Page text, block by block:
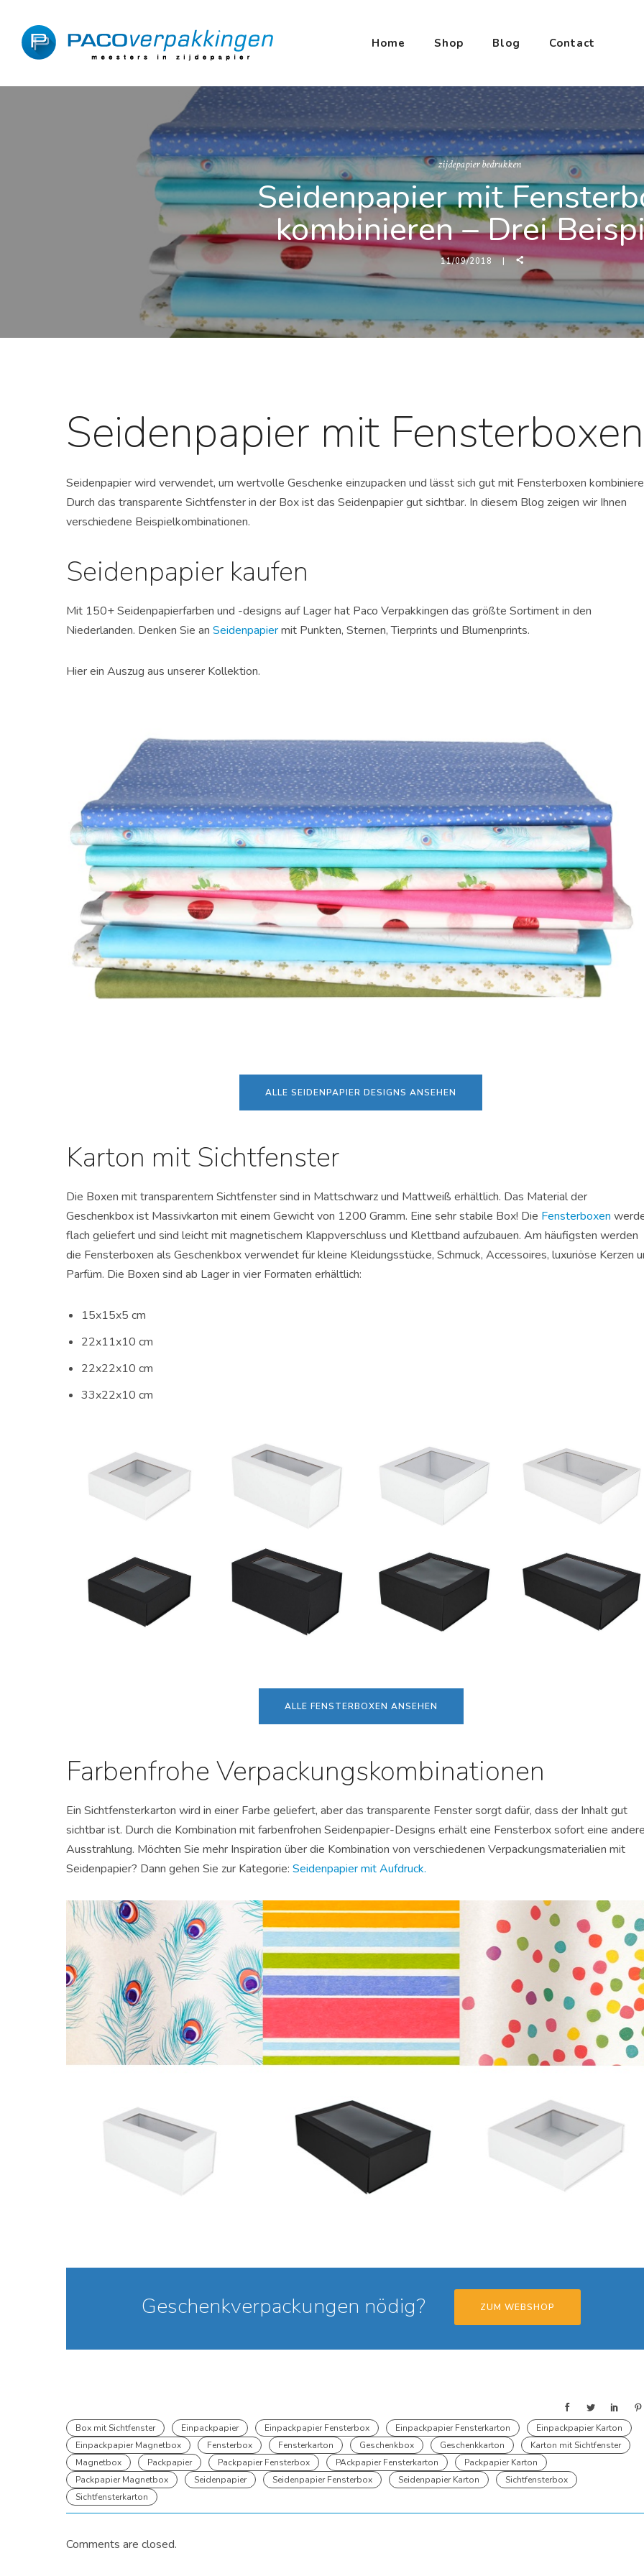
Home Shop Blog Contact
zijdepapier bedrukken
Seidenpapier mit
kombinieren – Drei
11/09/2018
Seidenpapier mit Fensterboxen
Seidenpapier wird verwendet, um wertvolle Geschenke einzupacken und lässt sich gut mit Fensterboxen
Durch das transparente Sichtfenster in der Box ist das Seidenpapier gut sichtbar. In diesem Blog zeigen wir Ihnen
verschiedene Beispielkombinationen.
Seidenpapier kaufen
Mit 150+ Seidenpapierfarben und -designs auf Lager hat Paco Verpakkingen das größte Sortiment in den
Niederlanden. Denken Sie an Seidenpapiermit Punkten, Sternen, Tierprints und Blumenprints.
Hier ein Auszug aus unserer Kollektion.
ALLE SEIDENPAPIER DESIGNS ANSEHEN
Karton mit Sichtfenster
Die Boxen mit transparentem Sichtfenster sind in Mattschwarz und Mattweiß erhältlich. Das Material der
Geschenkbox ist Massivkarton mit einem Gewicht von 1200 Gramm. Eine sehr stabile Box! Die Fensterboxen
flach geliefert und sind leicht mit magnetischem Klappverschluss und Klettband aufzubauen. Am häufigsten werden
die Fensterboxen als Geschenkbox verwendet für kleine Kleidungsstücke, Schmuck, Accessoires, luxuriöse Kerzen
Parfüm. Die Boxen sind ab Lager in vier Formaten erhältlich:
15x15x5 cm
22x11x10 cm
22x22x10 cm
33x22x10 cm
ALLE FENSTERBOXEN ANSEHEN
Farbenfrohe Verpackungskombinationen
Ein Sichtfensterkarton wird in einer Farbe geliefert, aber das transparente Fenster sorgt dafür, dass der Inhalt gut
sichtbar ist. Durch die Kombination mit farbenfrohen Seidenpapier-Designs erhält eine Fensterbox sofort eine
Ausstrahlung. Möchten Sie mehr Inspiration über die Kombination von verschiedenen Verpackungsmaterialien mit
Seidenpapier? Dann gehen Sie zur Kategorie: Seidenpapier mit Aufdruck.
Geschenkverpackungen nödig? ZUM WEBSHOP
Box mit Sichtfenster Einpackpapier Einpackpapier Fensterbox Einpackpapier Fensterkarton
Einpackpapier Karton
Einpackpapier Magnetbox
Fensterbox Fensterkarton Geschenkbox Geschenkkarton
Karton mit Sichtfenster
Magnetbox
Packpapier Packpapier Fensterbox PAckpapier Fensterkarton
Packpapier Karton
Packpapier Magnetbox
Seidenpapier Seidenpapier Fensterbox Seidenpapier Karton
Sichtfensterbox
Sichtfensterkarton
Comments are closed.